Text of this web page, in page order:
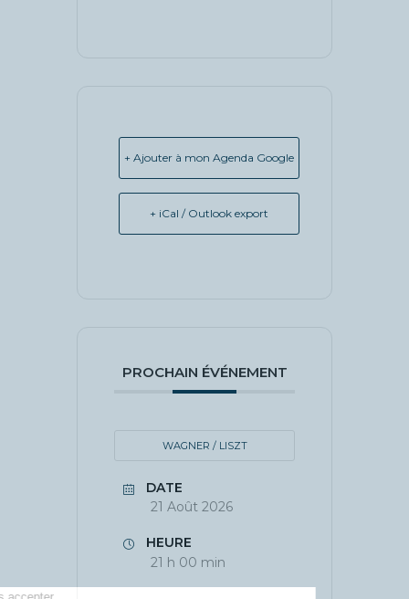
+ Ajouter à mon Agenda Google
+ iCal / Outlook export
PROCHAIN ÉVÉNEMENT
WAGNER / LISZT
DATE
21 Août 2026
HEURE
21 h 00 min